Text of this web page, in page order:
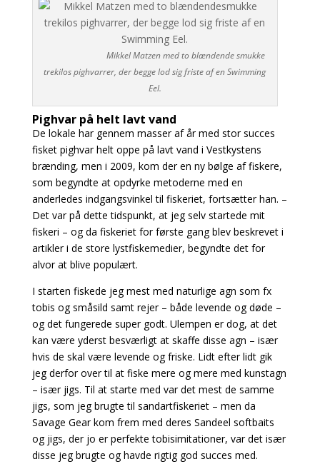
Mikkel Matzen med to blændende smukke
trekilos pighvarrer, der begge lod sig friste af en Swimming
Eel.
Pighvar på helt lavt vand
De lokale har gennem masser af år med stor succes
fisket pighvar helt oppe på lavt vand i Vestkystens
brænding, men i 2009, kom der en ny bølge af fiskere,
som begyndte at opdyrke metoderne med en
anderledes indgangsvinkel til fiskeriet, fortsætter han. –
Det var på dette tidspunkt, at jeg selv startede mit
fiskeri – og da fiskeriet for første gang blev beskrevet i
artikler i de store lystfiskemedier, begyndte det for
alvor at blive populært.
I starten fiskede jeg mest med naturlige agn som fx
tobis og småsild samt rejer – både levende og døde –
og det fungerede super godt. Ulempen er dog, at det
kan være yderst besværligt at skaffe disse agn – især
hvis de skal være levende og friske. Lidt efter lidt gik
jeg derfor over til at fiske mere og mere med kunstagn
– især jigs. Til at starte med var det mest de samme
jigs, som jegbrugte til sandartfiskeriet – men da
Savage Gear kom frem med deres Sandeel softbaits
og jigs, der jo er perfekte tobisimitationer, var det især
disse jeg brugte og havde rigtig god succes med.